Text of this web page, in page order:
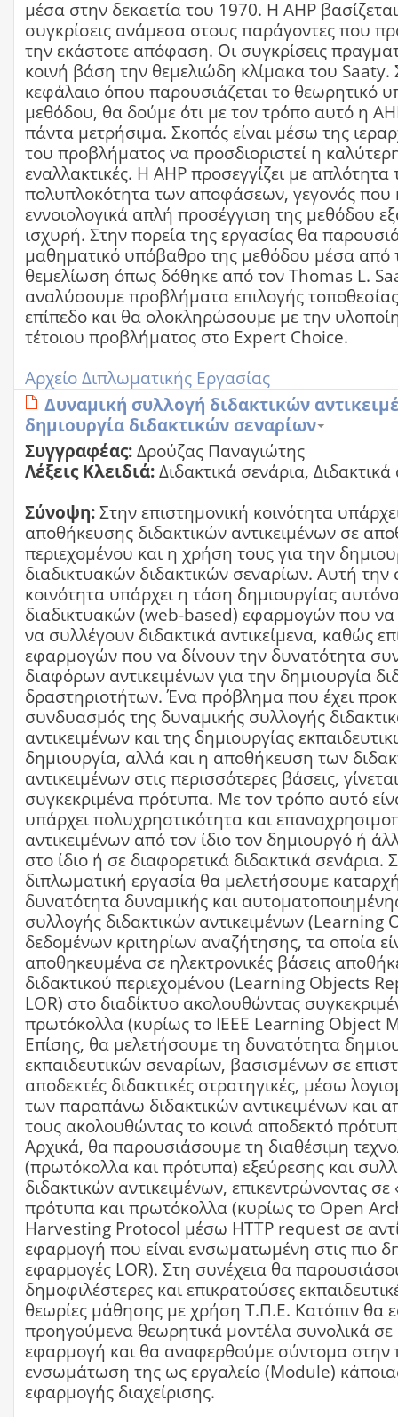
μέσα στην δεκαετία του 1970. Η AHP βασίζεται
συγκρίσεις ανάμεσα στους παράγοντες που
την εκάστοτε απόφαση. Οι συγκρίσεις
κοινή βάση την θεμελιώδη κλίμακα του
κεφάλαιο όπου παρουσιάζεται το θεωρητικό
μεθόδου, θα δούμε ότι με τον τρόπο αυτό η
πάντα μετρήσιμα. Σκοπός είναι μέσω της
του προβλήματος να προσδιοριστεί η
εναλλακτικές. Η AHP προσεγγίζει με απλότητα
πολυπλοκότητα των αποφάσεων, γεγονός που
εννοιολογικά απλή προσέγγιση της μεθόδου
ισχυρή. Στην πορεία της εργασίας θα
μαθηματικό υπόβαθρο της μεθόδου μέσα από
θεμελίωση όπως δόθηκε από τον Thomas L.
αναλύσουμε προβλήματα επιλογής τοποθεσίας
επίπεδο και θα ολοκληρώσουμε με την
τέτοιου προβλήματος στο Expert Choice.
Αρχείο Διπλωματικής Εργασίας
Δυναμική συλλογή διδακτικών
δημιουργία διδακτικών σεναρίων
Συγγραφέας:Δρούζας Παναγιώτης
Λέξεις Κλειδιά:Διδακτικά σενάρια, Διδακτικά
Σύνοψη:Στην επιστημονική κοινότητα
αποθήκευσης διδακτικών αντικειμένων σε
περιεχομένου και η χρήση τους για την
διαδικτυακών διδακτικών σεναρίων. Αυτή την
κοινότητα υπάρχει η τάση δημιουργίας
διαδικτυακών (web-based) εφαρμογών που να
να συλλέγουν διδακτικά αντικείμενα, καθώς
εφαρμογών που να δίνουν την δυνατότητα
διαφόρων αντικειμένων για την δημιουργία
δραστηριοτήτων. Ένα πρόβλημα που έχει
συνδυασμός της δυναμικής συλλογής
αντικειμένων και της δημιουργίας
δημιουργία, αλλά και η αποθήκευση των
αντικειμένων στις περισσότερες βάσεις,
συγκεκριμένα πρότυπα. Με τον τρόπο αυτό
υπάρχει πολυχρηστικότητα και
αντικειμένων από τον ίδιο τον δημιουργό ή
στο ίδιο ή σε διαφορετικά διδακτικά σενάρια.
διπλωματική εργασία θα μελετήσουμε
δυνατότητα δυναμικής και
συλλογής διδακτικών αντικειμένων (Learning
δεδομένων κριτηρίων αναζήτησης, τα οποία
αποθηκευμένα σε ηλεκτρονικές βάσεις
διδακτικού περιεχομένου (Learning Objects
LOR) στο διαδίκτυο ακολουθώντας
πρωτόκολλα (κυρίως το ΙΕΕΕ Learning Object
Επίσης, θα μελετήσουμε τη δυνατότητα
εκπαιδευτικών σεναρίων, βασισμένων σε
αποδεκτές διδακτικές στρατηγικές, μέσω
των παραπάνω διδακτικών αντικειμένων και
τους ακολουθώντας το κοινά αποδεκτό
Αρχικά, θα παρουσιάσουμε τη διαθέσιμη
(πρωτόκολλα και πρότυπα) εξεύρεσης και
διδακτικών αντικειμένων, επικεντρώνοντας σε
πρότυπα και πρωτόκολλα (κυρίως το Open
Harvesting Protocol μέσω HTTP request σε
εφαρμογή που είναι ενσωματωμένη στις πιο
εφαρμογές LOR). Στη συνέχεια θα
δημοφιλέστερες και επικρατούσες
θεωρίες μάθησης με χρήση Τ.Π.Ε. Κατόπιν θα
προηγούμενα θεωρητικά μοντέλα συνολικά
εφαρμογή και θα αναφερθούμε σύντομα στην
ενσωμάτωση της ως εργαλείο (Module)
εφαρμογής διαχείρισης.